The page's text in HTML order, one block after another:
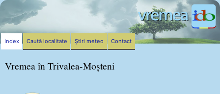
Vremea în Trivalea-Moșteni
Index Caută localitate Știri meteo Contact